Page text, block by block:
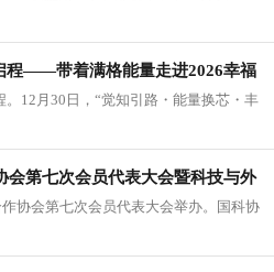
程——带着满格能量走进2026幸福
12月30日，“觉知引路・能量换芯・丰
会第七次会员代表大会暨科技与外
协会第七次会员代表大会举办。国科协